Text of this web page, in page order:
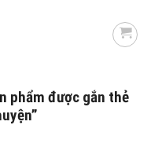
phẩm được gắn thẻ